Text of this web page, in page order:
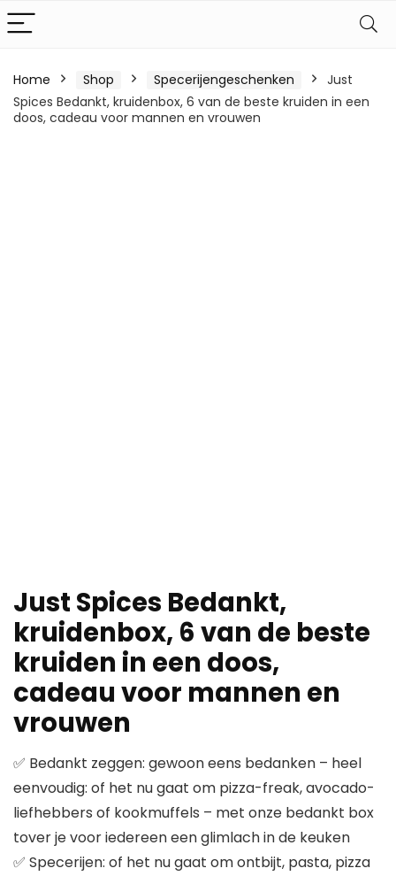
Home Shop Specerijengeschenken
Just
Spices Bedankt, kruidenbox, 6 van de beste kruiden in een
doos, cadeau voor mannen en vrouwen
Just Spices Bedankt,
kruidenbox, 6 van de beste
kruiden in een doos,
cadeau voor mannen en
vrouwen
✅ Bedankt zeggen: gewoon eens bedanken – heel
eenvoudig: of het nu gaat om pizza-freak, avocado-
liefhebbers of kookmuffels – met onze bedankt box
tover je voor iedereen een glimlach in de keuken
✅ Specerijen: of het nu gaat om ontbijt, pasta, pizza